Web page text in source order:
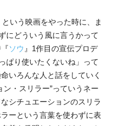
という映画をやった時に、ま
にどういう風に言うかって
ソウ 』 1作目の宣伝プロデ
ぱり使いたくないね」って
いろんな人と話をしていく
・スリラー”っていうネー
シチュエーションのスリラ
ーという言葉を使わずに表